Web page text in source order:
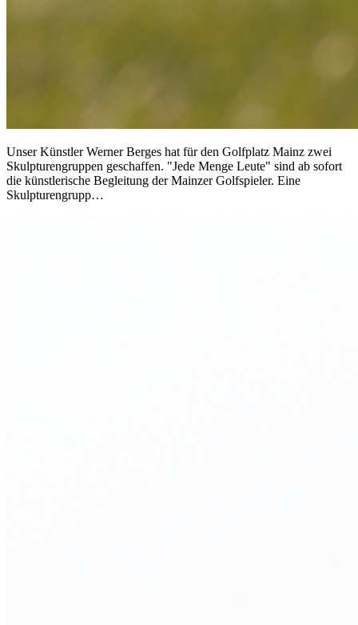
Unser Künstler Werner Berges hat für den Golfplatz Mainz zwei
Skulpturengruppen geschaffen. "Jede Menge Leute" sind ab sofort
die künstlerische Begleitung der Mainzer Golfspieler. Eine
Skulpturengrupp…